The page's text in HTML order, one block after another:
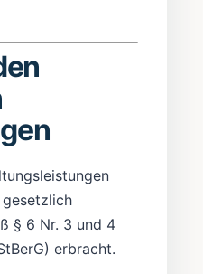
§ 6 Nr. 3 und 4
erbracht.